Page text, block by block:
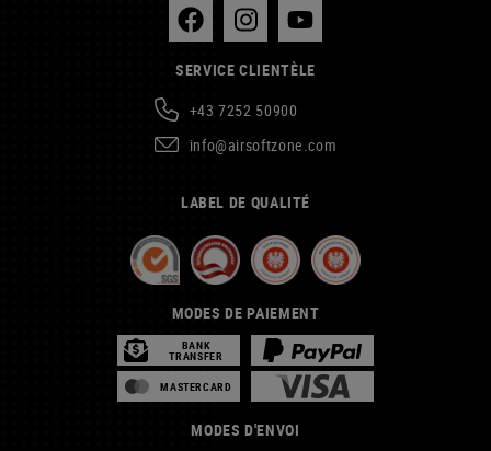
SERVICE CLIENTÈLE
+43 7252 50900
info@airsoftzone.com
LABEL DE QUALITÉ
MODES DE PAIEMENT
BANK
TRANSFER
MASTERCARD
MODES D'ENVOI